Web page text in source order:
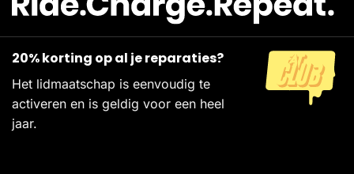
20% korting op al je reparaties?
Het lidmaatschap is eenvoudig te
activeren en is geldig voor een heel
jaar.